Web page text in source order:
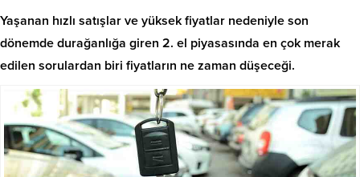
Yaşanan hızlı satışlar ve yüksek fiyatlar nedeniyle son
dönemde durağanlığa giren 2. el piyasasında en çok merak
edilen sorulardan biri fiyatların ne zaman düşeceği.